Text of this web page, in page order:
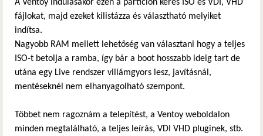
A Ventoy indulásakor ezen a partíción keres ISO és VDI, VHD
fájlokat, majd ezeket kilistázza és választható melyiket
indítsa.
Nagyobb RAM mellett lehetőség van választani hogy a teljes
ISO-t betolja a ramba, így bár a boot hosszabb ideig tart de
utána egy Live rendszer villámgyors lesz, javításnál,
mentéseknél nem elhanyagolható szempont.
Többet nem ragoznám a telepítést, a Ventoy weboldalon
minden megtalálható, a teljes leírás, VDI VHD pluginek, stb.